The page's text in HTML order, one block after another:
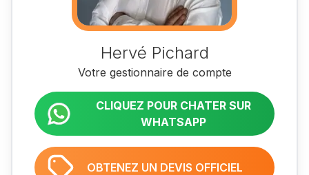
Hervé Pichard
Votre gestionnaire de compte
CLIQUEZ POUR CHATER SUR
WHATSAPP
OBTENEZ UN DEVIS OFFICIEL